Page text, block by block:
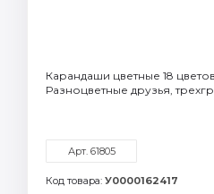
Карандаши цветные 18
Разноцветные друзья,
Арт. 61805
Код товара: У0000162417